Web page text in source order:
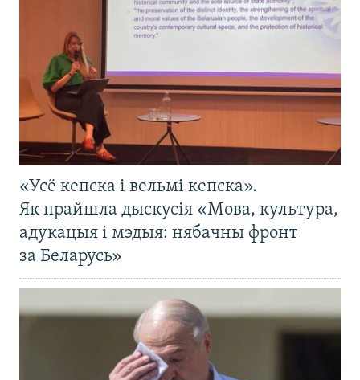
«Усё кепска і вельмі кепска».
Як прайшла дыскусія «Мова, культура,
адукацыя і мэдыя: нябачны фронт
за Беларусь»